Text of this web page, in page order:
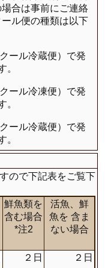
合は事前にご連絡
ル便の種類は以下
クール冷蔵便）で発
。
クール冷凍便）で発
。
クール冷蔵便）で発
。
ので下記表をご覧下
鮮魚類を
含む場合
*注2
活魚、鮮
魚を 含ま
ない場合
２日 ２日